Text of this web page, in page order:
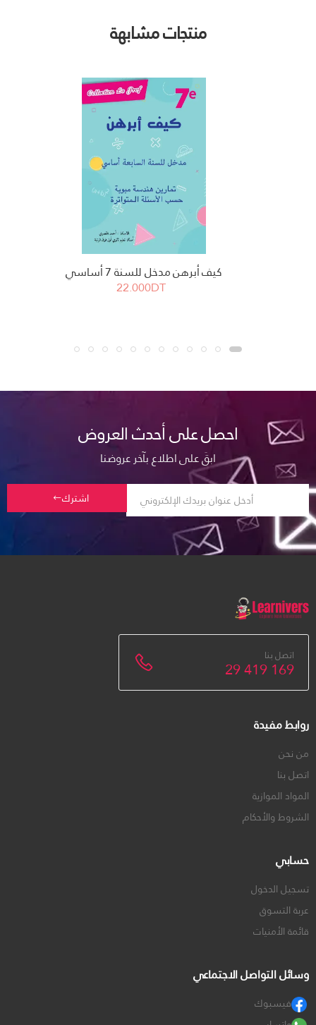
منتجات مشابهة
كيف أبرهن مدخل للسنة 7 أساسي
22.000DT
احصل على أحدث العروض
ابقَ على اطلاع بآخر عروضنا
اشترك
اتصل بنا
29 419 169
روابط مفيدة
من نحن
اتصل بنا
المواد الموازية
الشروط والأحكام
حسابي
تسجيل الدخول
عربة التسوق
قائمة الأمنيات
وسائل التواصل الاجتماعي
فيسبوك